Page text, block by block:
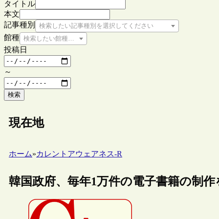
タイトル
本文
記事種別
検索したい記事種別を選択してください
館種 検索したい館種を選択してください
投稿日
～
検索
現在地
ホーム»カレントアウェアネス-R
韓国政府、毎年1万件の電子書籍の制